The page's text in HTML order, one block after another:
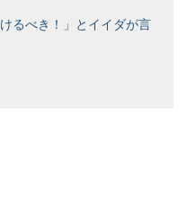
るべき！」とイイダが言